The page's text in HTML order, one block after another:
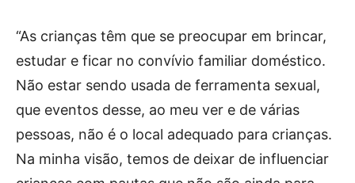
“As crianças têm que se preocupar em brincar,
estudar e ficar no convívio familiar doméstico.
Não estar sendo usada de ferramenta sexual,
que eventos desse, ao meu ver e de várias
pessoas, não é o local adequado para crianças.
Na minha visão, temos de deixar de influenciar